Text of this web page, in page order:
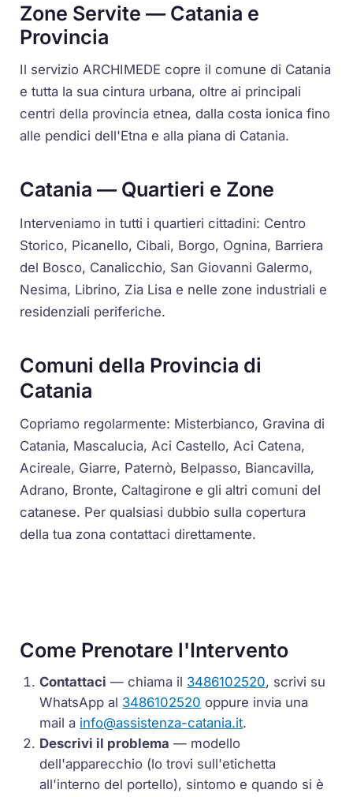
Zone Servite — Catania e
Provincia
Il servizio ARCHIMEDE copre il comune di Catania
e tutta la sua cintura urbana, oltre ai principali
centri della provincia etnea, dalla costa ionica fino
alle pendici dell'Etna e alla piana di Catania.
Catania — Quartieri e Zone
Interveniamo in tutti i quartieri cittadini: Centro
Storico, Picanello, Cibali, Borgo, Ognina, Barriera
del Bosco, Canalicchio, San Giovanni Galermo,
Nesima, Librino, Zia Lisa e nelle zone industriali e
residenziali periferiche.
Comuni della Provincia di
Catania
Copriamo regolarmente: Misterbianco, Gravina di
Catania, Mascalucia, Aci Castello, Aci Catena,
Acireale, Giarre, Paternò, Belpasso, Biancavilla,
Adrano, Bronte, Caltagirone e gli altri comuni del
catanese. Per qualsiasi dubbio sulla copertura
della tua zona contattaci direttamente.
Come Prenotare l'Intervento
Contattaci — chiama il 3486102520, scrivi su
WhatsApp al 3486102520 oppure invia una
mail a info@assistenza-catania.it.
Descrivi il problema — modello
dell'apparecchio (lo trovi sull'etichetta
all'interno del portello), sintomo e quando si è